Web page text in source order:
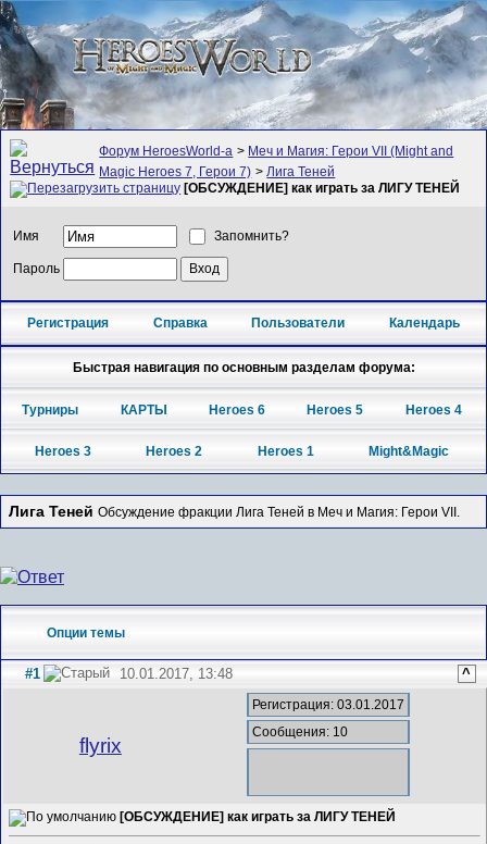
Форум HeroesWorld-а > Меч и Магия: Герои VII (Might and
Magic Heroes 7, Герои 7) >Лига Теней
[ОБСУЖДЕНИЕ] как играть за ЛИГУ ТЕНЕЙ
Имя Запомнить?
Пароль
Регистрация Справка Пользователи Календарь
Быстрая навигация по основным разделам форума:
Турниры КАРТЫ Heroes 6 Heroes 5 Heroes 4
Heroes 3 Heroes 2 Heroes 1 Might&Magic
Лига Теней Обсуждение фракции Лига Теней в Меч и Магия: Герои VII.
Опции темы
#1 10.01.2017, 13:48 ^
flyrix
Регистрация: 03.01.2017
Сообщения: 10
[ОБСУЖДЕНИЕ] как играть за ЛИГУ ТЕНЕЙ